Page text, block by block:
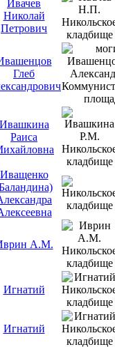
Ивачев
Николай
Петрович
Глеб
Ивашкина
Раиса
Иващенко
А.М.
Игнатий
Игнатий